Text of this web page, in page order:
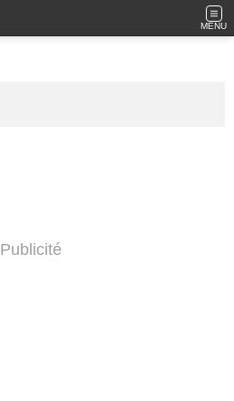
MENU
Publicité